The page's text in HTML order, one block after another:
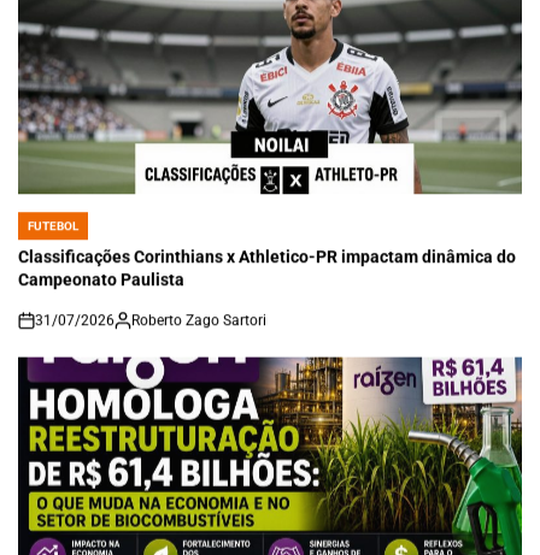
POSTED
IN
FUTEBOL
Classificações Corinthians x Athletico-PR impactam dinâmica do
Campeonato Paulista
on
31/07/2026 Roberto Zago Sartori